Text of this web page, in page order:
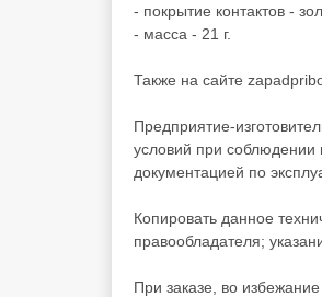
- покрытие контактов -
- масса - 21 г.
Также на сайте
Предприятие-
условий при соблюдении
документацией по
Копировать данное
правообладателя;
При заказе, во